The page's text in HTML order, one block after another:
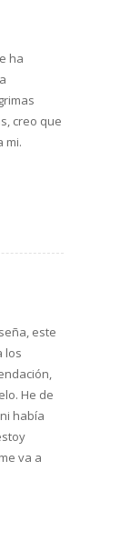
ha
creo que
mi.
este
los
He de
había
va a